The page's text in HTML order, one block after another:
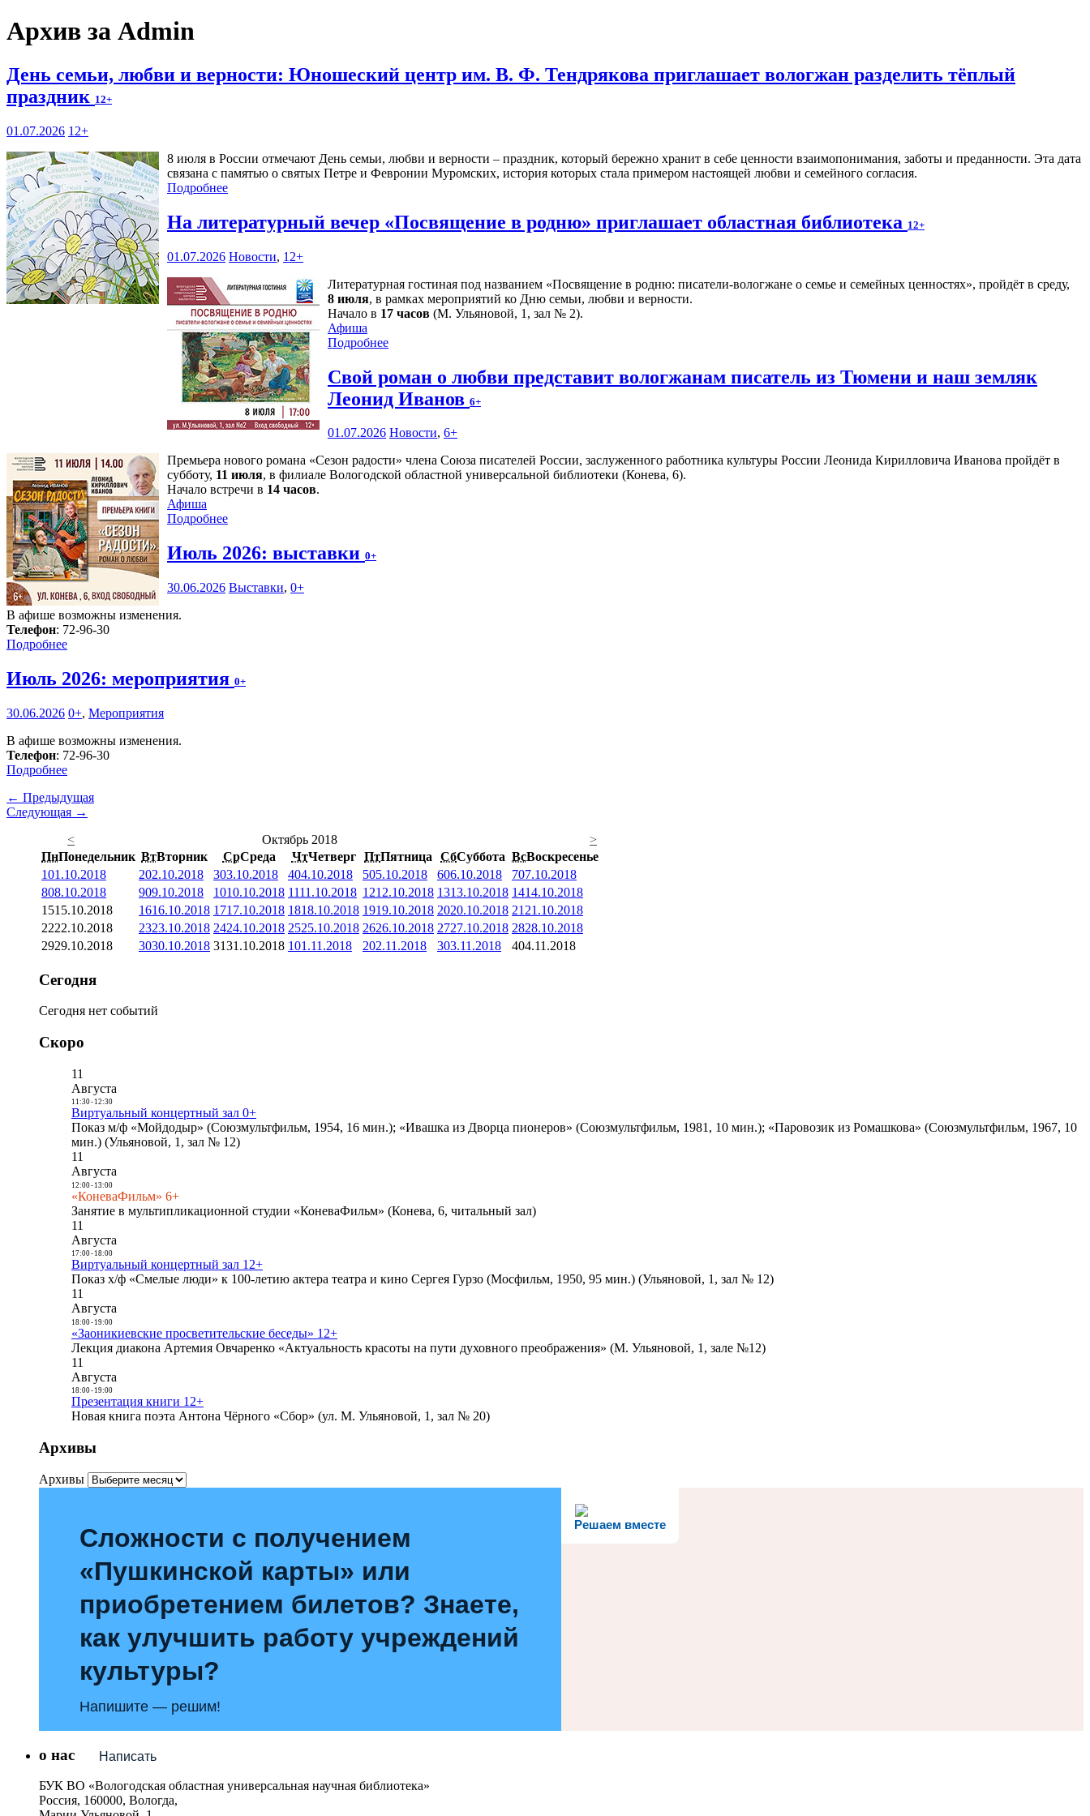
Архив за Admin
День семьи, любви и верности: Юношеский центр им. В. Ф. Тендрякова приглашает вологжан разделить тёплый
праздник 12+
01.07.2026 12+
8 июля в России отмечают День семьи, любви и верности – праздник, который бережно хранит в себе ценности взаимопонимания, заботы и преданности. Эта дата
связана с памятью о святых Петре и Февронии Муромских, история которых стала примером настоящей любви и семейного согласия.
Подробнее
На литературный вечер «Посвящение в родню» приглашает областная библиотека 12+
01.07.2026 Новости, 12+
Литературная гостиная под названием «Посвящение в родню: писатели-вологжане о семье и семейных ценностях», пройдёт в среду,
8 июля, в рамках мероприятий ко Дню семьи, любви и верности.
Начало в 17 часов (М. Ульяновой, 1, зал № 2).
Афиша
Подробнее
Свой роман о любви представит вологжанам писатель из Тюмени и наш земляк
Леонид Иванов 6+
01.07.2026 Новости, 6+
Премьера нового романа «Сезон радости» члена Союза писателей России, заслуженного работника культуры России Леонида Кирилловича Иванова пройдёт в
субботу, 11 июля, в филиале Вологодской областной универсальной библиотеки (Конева, 6).
Начало встречи в 14 часов.
Афиша
Подробнее
Июль 2026: выставки 0+
30.06.2026 Выставки, 0+
В афише возможны изменения.
Телефон: 72-96-30
Подробнее
Июль 2026: мероприятия 0+
30.06.2026 0+, Мероприятия
В афише возможны изменения.
Телефон: 72-96-30
Подробнее
← Предыдущая
Следующая →
<
Октябрь 2018
>
ПнПонедельник ВтВторник СрСреда ЧтЧетверг ПтПятница СбСуббота ВсВоскресенье
101.10.2018 202.10.2018 303.10.2018 404.10.2018 505.10.2018 606.10.2018 707.10.2018
808.10.2018 909.10.2018 1010.10.2018 1111.10.2018 1212.10.2018 1313.10.2018 1414.10.2018
1515.10.2018 1616.10.2018 1717.10.2018 1818.10.2018 1919.10.2018 2020.10.2018 21 21.10.2018
2222.10.2018 2323.10.2018 2424.10.2018 2525.10.2018 2626.10.2018 2727.10.2018 2828.10.2018
2929.10.2018 3030.10.2018 3131.10.2018 101.11.2018 202.11.2018 303.11.2018 404.11.2018
Сегодня
Сегодня нет событий
Скоро
11
Августа
11:30- 12:30
Виртуальный концертный зал 0+
Показ м/ф «Мойдодыр» (Союзмультфильм, 1954, 16 мин.); «Ивашка из Дворца пионеров» (Союзмультфильм, 1981, 10 мин.); «Паровозик из Ромашкова» (Союзмультфильм, 1967, 10
мин.) (Ульяновой, 1, зал № 12)
11
Августа
12:00- 13:00
«КоневаФильм» 6+
Занятие в мультипликационной студии «КоневаФильм» (Конева, 6, читальный зал)
11
Августа
17:00- 18:00
Виртуальный концертный зал 12+
Показ х/ф «Смелые люди» к 100-летию актера театра и кино Сергея Гурзо (Мосфильм, 1950, 95 мин.) (Ульяновой, 1, зал № 12)
11
Августа
18:00- 19:00
«Заоникиевские просветительские беседы» 12+
Лекция диакона Артемия Овчаренко «Актуальность красоты на пути духовного преображения» (М. Ульяновой, 1, зале №12)
11
Августа
18:00- 19:00
Презентация книги 12+
Новая книга поэта Антона Чёрного «Сбор» (ул. М. Ульяновой, 1, зал № 20)
Архивы
Архивы
Решаем вместе
Сложности с получением
«Пушкинской карты» или
приобретением билетов? Знаете,
как улучшить работу учреждений
культуры?
Напишите — решим!
Написать
о нас
БУК ВО «Вологодская областная универсальная научная библиотека»
Россия, 160000, Вологда,